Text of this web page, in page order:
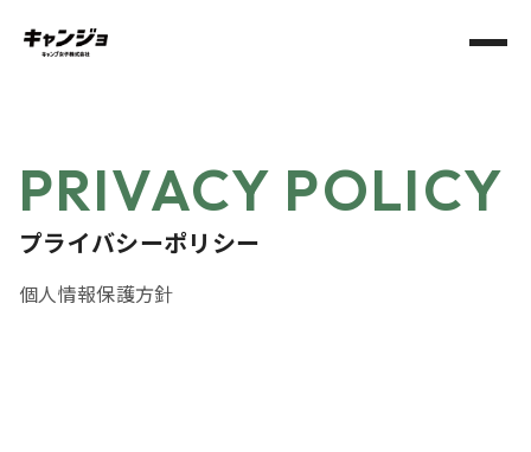
PRIVACY POLICY
プライバシーポリシー
個人情報保護方針